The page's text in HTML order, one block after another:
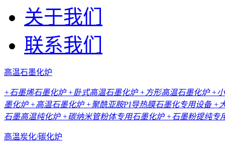
关于我们
联系我们
高温石墨化炉
+石墨烯石墨化炉+卧式高温石墨化炉+方形高温石墨化炉+
墨化炉+高温石墨化炉+聚酰亚胺PI导热膜石墨化专用设备 +
石墨高温纯化炉+碳纳米管粉体专用石墨化炉+石墨粉提纯专
高温炭化/碳化炉